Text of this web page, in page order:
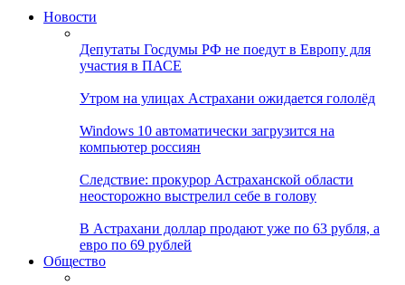
Новости
Депутаты Госдумы РФ не поедут в Европу для
участия в ПАСЕ
Утром на улицах Астрахани ожидается гололёд
Windows 10 автоматически загрузится на
компьютер россиян
Следствие: прокурор Астраханской области
неосторожно выстрелил себе в голову
В Астрахани доллар продают уже по 63 рубля, а
евро по 69 рублей
Общество